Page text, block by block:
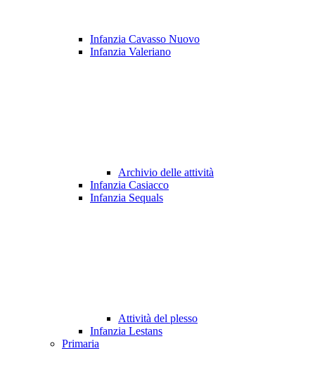
Infanzia Cavasso Nuovo
Infanzia Valeriano
Archivio delle attività
Infanzia Casiacco
Infanzia Sequals
Attività del plesso
Infanzia Lestans
Primaria